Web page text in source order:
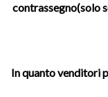
contrassegno(solo
In quanto venditori